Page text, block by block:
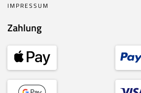
IMPRESSUM
Zahlung